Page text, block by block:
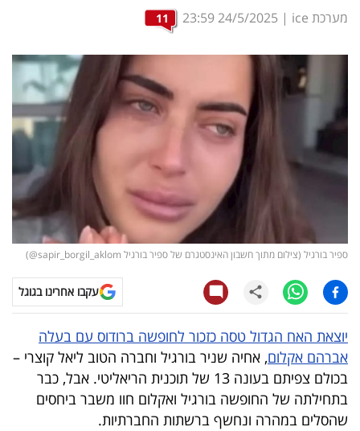
משפט
מדדים
ומחקרים
דעות
רכילות
עסקית
ויראלי
טלוויזיה
עסקי
ספורט
קריירה
ולימודים
מערכת ice |
24/5/2025
23:59
11
ספיר בורגיל (צילום מתוך חשבון האינסטגרם של ספיר בורגיל sapir_borgil_aklom@)
עקבו אחרינו בגוגל
יוצאת האח הגדול טסה כזכור לחופשה ברודוס עם בעלה
אברהם אקלום, אחיה שניר בורגיל וחברה הטוב ליאל קוצרי –
בכולם צפיתם בעונה 13 של תוכנית הריאליטי. אבל, כבר
בתחילתה של החופשה בורגיל ואקלום חוו משבר ביחסים
שהסלים במהרה ונחשף ברשתות החברתיות.